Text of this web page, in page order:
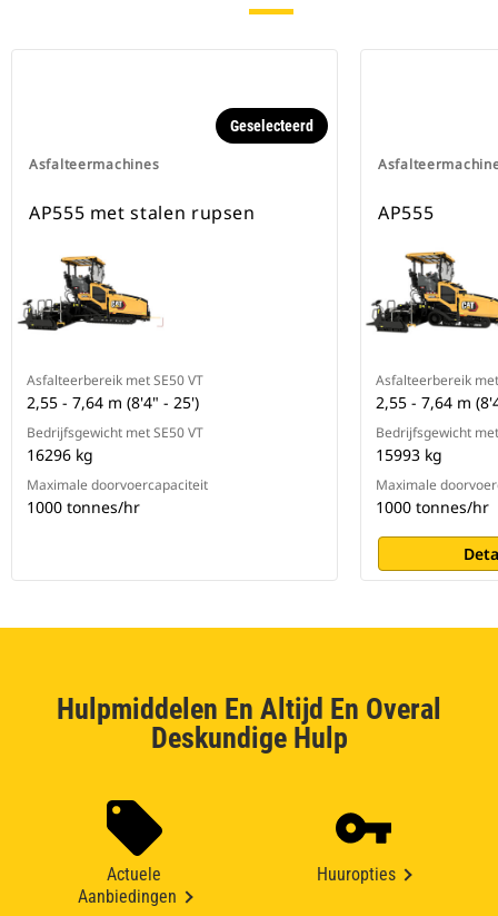
Asfalteermachines
Geselecteerd
AP555 met stalen rupsen
Asfalteerbereik met SE50 VT
2,55 - 7,64 m (8'4" - 25')
Bedrijfsgewicht met SE50 VT
16296 kg
Maximale doorvoercapaciteit
1000 tonnes/hr
AP555
Asfalteerbereik met
2,55 - 7,64 m
Bedrijfsgewicht
15993 kg
Maximale
1000 tonnes/hr
Hulpmiddelen En Altijd En Overal
Deskundige Hulp
Actuele
Aanbiedingen
Huuropties